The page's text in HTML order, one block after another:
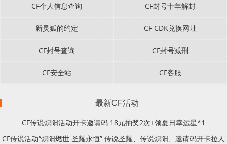
CF个人信息查询 CF封号十年解封
新灵狐的约定 CF CDK兑换网址
CF封号查询 CF封号减刑
CF安全站 CF客服
最新CF活动
CF传说炽阳活动开卡邀请码 18元抽奖2次+领夏日幸运星*1
CF传说活动“炽阳燃世 圣耀永恒” 传说圣耀、传说炽阳、邀请码开卡拉人